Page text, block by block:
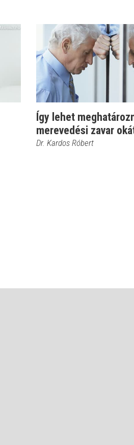
Így lehet
merevedési zavar
Dr. Kardos Róbert